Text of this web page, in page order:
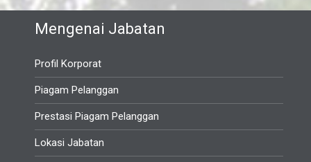
Mengenai Jabatan
Profil Korporat
Piagam Pelanggan
Prestasi Piagam Pelanggan
Lokasi Jabatan